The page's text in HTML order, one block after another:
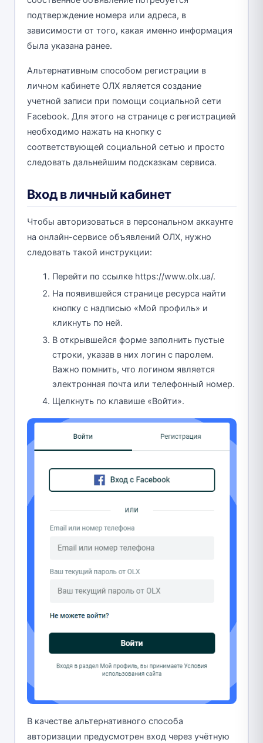
подтверждение номера или адреса, в
зависимости от того, какая именно информация
была указана ранее.
Альтернативным способом регистрации в
личном кабинете ОЛХ является создание
учетной записи при помощи социальной сети
Facebook. Для этого на странице с регистрацией
необходимо нажать на кнопку с
соответствующей социальной сетью и просто
следовать дальнейшим подсказкам сервиса.
Вход в личный кабинет
Чтобы авторизоваться в персональном аккаунте
на онлайн-сервисе объявлений ОЛХ, нужно
следовать такой инструкции:
Перейти по ссылке https://www.olx.ua/.
На появившейся странице ресурса найти
кнопку с надписью «Мой профиль» и
кликнуть по ней.
В открывшейся форме заполнить пустые
строки, указав в них логин с паролем.
Важно помнить, что логином является
электронная почта или телефонный номер.
Щелкнуть по клавише «Войти».
В качестве альтернативного способа
авторизации предусмотрен вход через учётную